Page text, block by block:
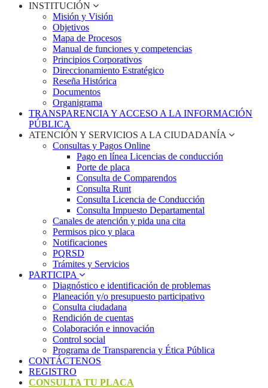
INSTITUCIÓN
Misión y Visión
Objetivos
Mapa de Procesos
Manual de funciones y competencias
Principios Corporativos
Direccionamiento Estratégico
Reseña Histórica
Documentos
Organigrama
TRANSPARENCIA Y ACCESO A LA INFORMACIÓN
PÚBLICA
ATENCIÓN Y SERVICIOS A LA CIUDADANÍA
Consultas y Pagos Online
Pago en línea Licencias de conducción
Porte de placa
Consulta de Comparendos
Consulta Runt
Consulta Licencia de Conducción
Consulta Impuesto Departamental
Canales de atención y pida una cita
Permisos pico y placa
Notificaciones
PQRSD
Trámites y Servicios
PARTICIPA
Diagnóstico e identificación de problemas
Planeación y/o presupuesto participativo​
Consulta ciudadana
Rendición de cuentas
Colaboración e innovación
Control social
Programa de Transparencia y Ética Pública
CONTÁCTENOS
REGISTRO
CONSULTA TU PLACA